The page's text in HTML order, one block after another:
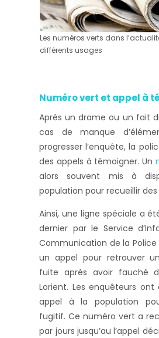
Les numéros verts dans
différents usages
Numéro vert et appel à
Après un drame ou un fait
cas de manque
progresser l’enquête, la
des appels à témoigner. Un
alors souvent mis à
population pour recueillir
Ainsi, une ligne spéciale a
dernier par le Service
Communication de la Police
un appel pour retrouver
fuite après avoir fauché
Lorient. Les enquêteurs
appel à la population
fugitif. Ce numéro vert a
par jours jusqu’au l’appel